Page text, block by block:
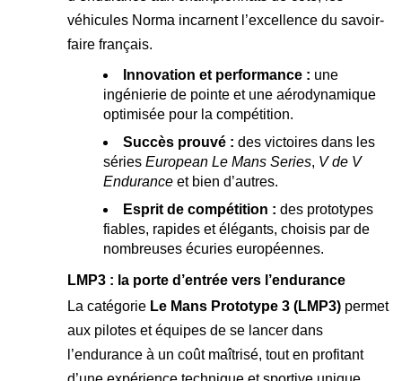
véhicules Norma incarnent l’excellence du savoir-
faire français.
Innovation et performance : une
ingénierie de pointe et une aérodynamique
optimisée pour la compétition.
Succès prouvé : des victoires dans les
séries European Le Mans Series, V de V
Endurance et bien d’autres.
Esprit de compétition : des prototypes
fiables, rapides et élégants, choisis par de
nombreuses écuries européennes.
LMP3 : la porte d’entrée vers l’endurance
La catégorie Le Mans Prototype 3 (LMP3) permet
aux pilotes et équipes de se lancer dans
l’endurance à un coût maîtrisé, tout en profitant